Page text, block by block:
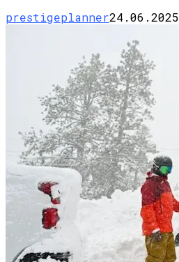
prestigeplanner24.06.2025